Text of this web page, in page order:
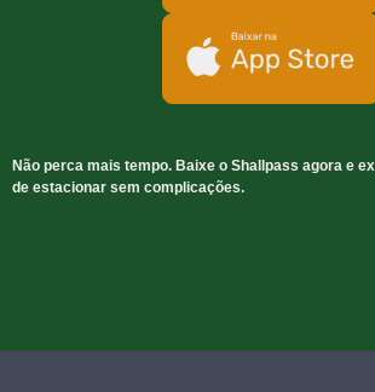
Não perca mais tempo. Baixe o Shallpass agora e
de estacionar sem complicações.